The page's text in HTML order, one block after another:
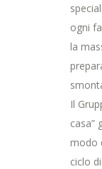
ogni
la
Il
casa”
modo
ciclo